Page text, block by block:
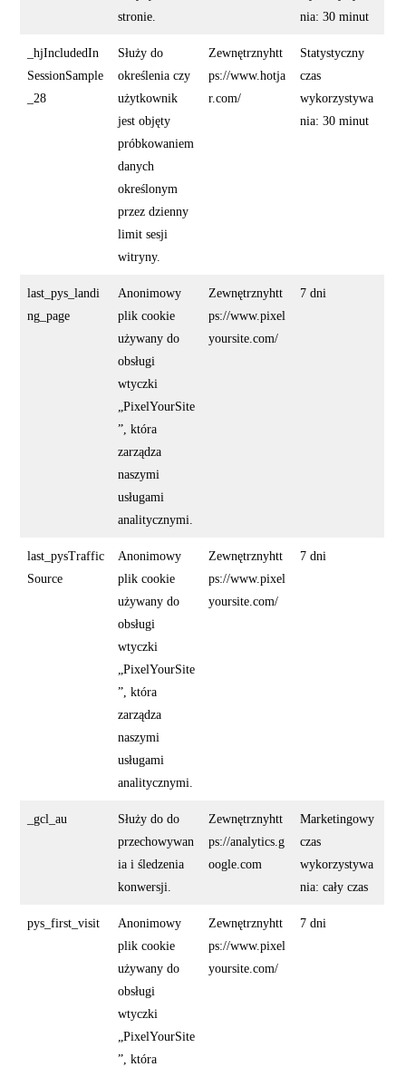
stronie.
nia: 30 minut
_hjIncludedIn
SessionSample
_28
Służy do
określenia czy
użytkownik
jest objęty
próbkowaniem
danych
określonym
przez dzienny
limit sesji
witryny.
Zewnętrznyhtt
ps://www.hotja
r.com/
Statystyczny
czas
wykorzystywa
nia: 30 minut
last_pys_landi
ng_page
Anonimowy
plik cookie
używany do
obsługi
wtyczki
„PixelYourSite
”, która
zarządza
naszymi
usługami
analitycznymi.
Zewnętrznyhtt
ps://www.pixel
yoursite.com/
7 dni
last_pysTraffic
Source
Anonimowy
plik cookie
używany do
obsługi
wtyczki
„PixelYourSite
”, która
zarządza
naszymi
usługami
analitycznymi.
Zewnętrznyhtt
ps://www.pixel
yoursite.com/
7 dni
_gcl_au
Służy do do
przechowywan
ia i śledzenia
konwersji.
Zewnętrznyhtt
ps://analytics.g
oogle.com
Marketingowy
czas
wykorzystywa
nia: cały czas
pys_first_visit
Anonimowy
plik cookie
używany do
obsługi
wtyczki
„PixelYourSite
”, która
Zewnętrznyhtt
ps://www.pixel
yoursite.com/
7 dni